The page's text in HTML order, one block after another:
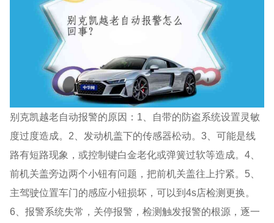
别克凯越老自动报警的原因：1、自带的防盗系统设置灵敏
度过度造成。2、发动机盖下的传感器松动。3、可能是线
路有短路现象，或控制键白金老化或弹簧过软等造成。4、
前机关盖旁边两个小钮有问题，把前机关盖往上拧紧。5、
主驾驶位置车门的感应小钮损坏，可以到4s店检测更换。
6、报警系统失常，关停报警，检测触发报警的根源，逐一